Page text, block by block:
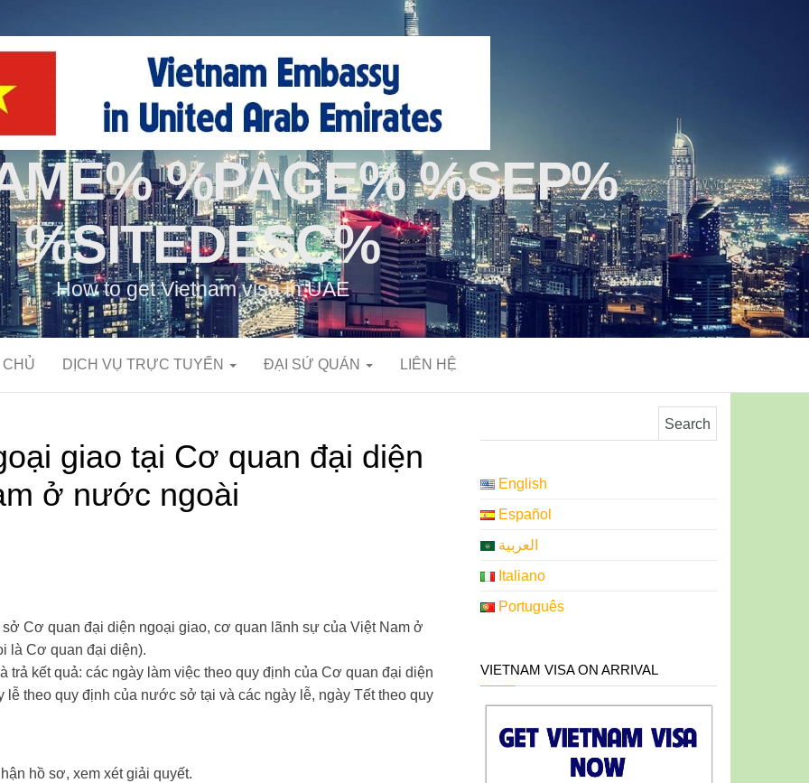
%PAGE% %SEP%
%SITEDESC%
How to get Vietnam visa in UAE
DỊCH VỤ TRỰC TUYẾN ĐẠI SỨ QUÁN LIÊN HỆ
giao tại Cơ quan đại diện
ở nước ngoài
Cơ quan đại diện ngoại giao, cơ quan lãnh sự của Việt Nam ở
là Cơ quan đại diện).
trả kết quả: các ngày làm việc theo quy định của Cơ quan đại diện
lễ theo quy định của nước sở tại và các ngày lễ, ngày Tết theo quy
hồ sơ, xem xét giải quyết.
English
Español
العربية
Italiano
Português
VIETNAM VISA ON ARRIVAL